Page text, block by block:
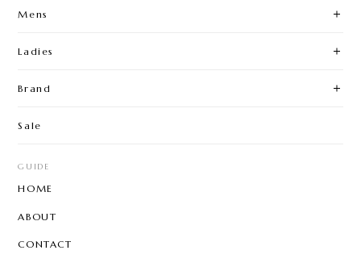
Mens
Ladies
Brand
Sale
GUIDE
HOME
ABOUT
CONTACT